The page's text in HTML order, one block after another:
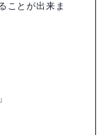
ことが出来ま